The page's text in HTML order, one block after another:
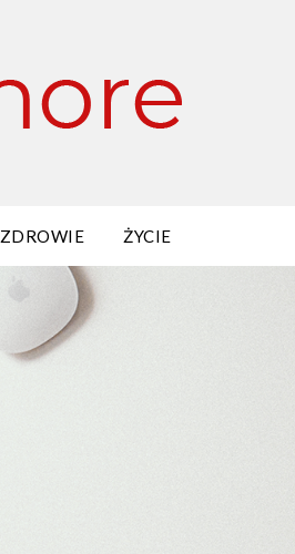
ZDROWIE ŻYCIE